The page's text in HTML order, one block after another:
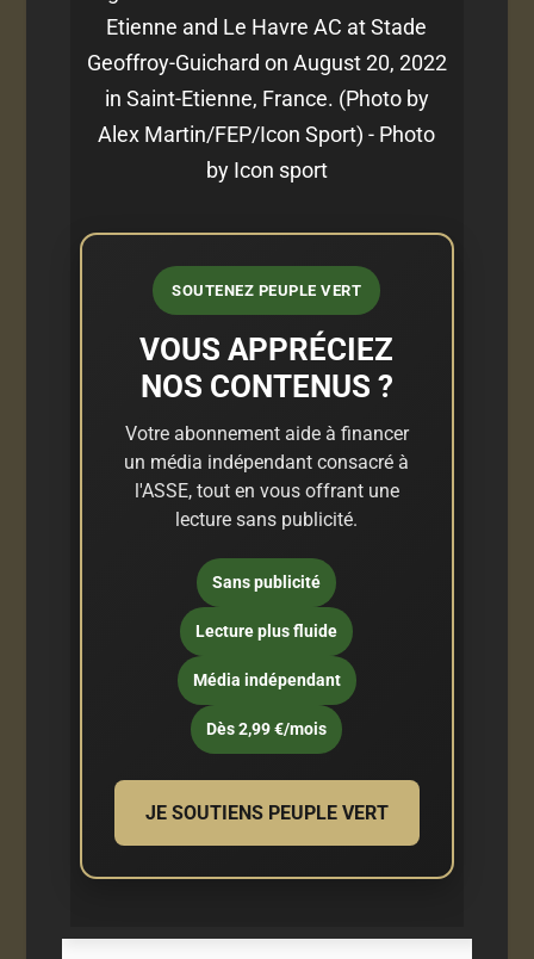
Etienne and Le Havre AC at Stade
Geoffroy-Guichard on August 20, 2022
in Saint-Etienne, France. (Photo by
Alex Martin/FEP/Icon Sport) - Photo
by Icon sport
SOUTENEZ PEUPLE VERT
VOUS APPRÉCIEZ
NOS CONTENUS ?
Votre abonnement aide à financer
un média indépendant consacré à
l'ASSE, tout en vous offrant une
lecture sans publicité.
Sans publicité
Lecture plus fluide
Média indépendant
Dès 2,99 €/mois
JE SOUTIENS PEUPLE VERT